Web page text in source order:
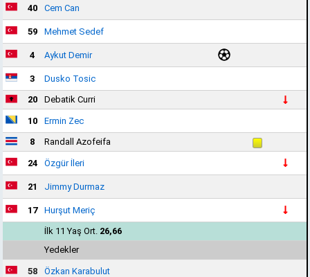
40 Cem Can
59 Mehmet Sedef
4 Aykut Demir
3
Dusko Tosic
20
Debatik Curri
10
Ermin Zec
8
Randall Azofeifa
24 Özgür İleri
21 Jimmy Durmaz
17
Hurşut Meriç
İlk 11 Yaş Ort. 26,66
Yedekler
58 Özkan Karabulut